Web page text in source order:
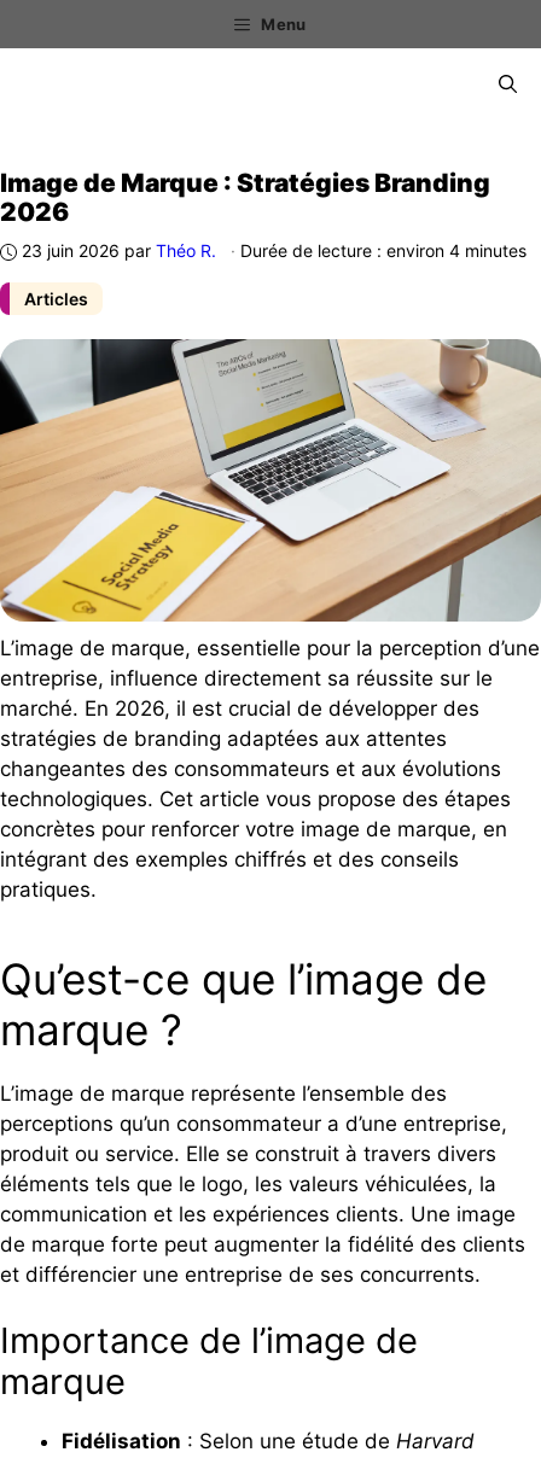
au
Menu
Articles
Image de Marque : Stratégies Branding
2026
23 juin 2026 par Théo R. · Durée de lecture : environ 4 minutes
L’image de marque, essentielle pour la perception d’une
entreprise, influence directement sa réussite sur le
marché. En 2026, il est crucial de développer des
stratégies de branding adaptées aux attentes
changeantes des consommateurs et aux évolutions
technologiques. Cet article vous propose des étapes
concrètes pour renforcer votre image de marque, en
intégrant des exemples chiffrés et des conseils
pratiques.
Qu’est-ce que l’image de
marque ?
L’image de marque représente l’ensemble des
perceptions qu’un consommateur a d’une entreprise,
produit ou service. Elle se construit à travers divers
éléments tels que le logo, les valeurs véhiculées, la
communication et les expériences clients. Une image
de marque forte peut augmenter la fidélité des clients
et différencier une entreprise de ses concurrents.
Importance de l’image de
marque
Fidélisation : Selon une étude de Harvard